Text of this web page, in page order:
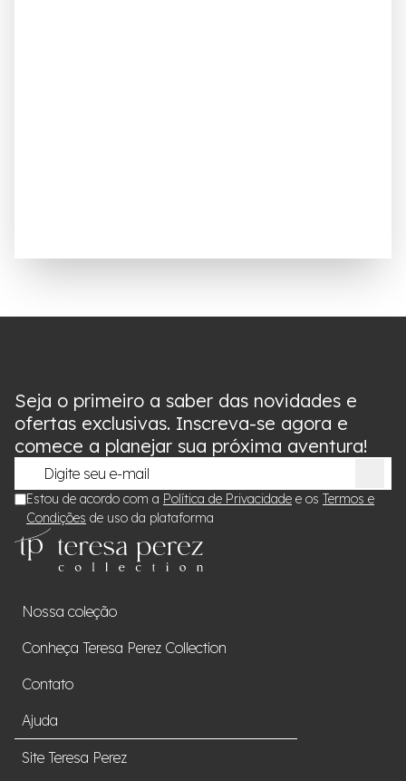
Nossa coleção
Conheça Teresa Perez Collection
Contato
Ajuda
Site Teresa Perez
Seja o primeiro a saber das novidades e
ofertas exclusivas. Inscreva-se agora e
comece a planejar sua próxima aventura!
Estou de acordo com a Política de Privacidade e os Termos e
Condições de uso da plataforma